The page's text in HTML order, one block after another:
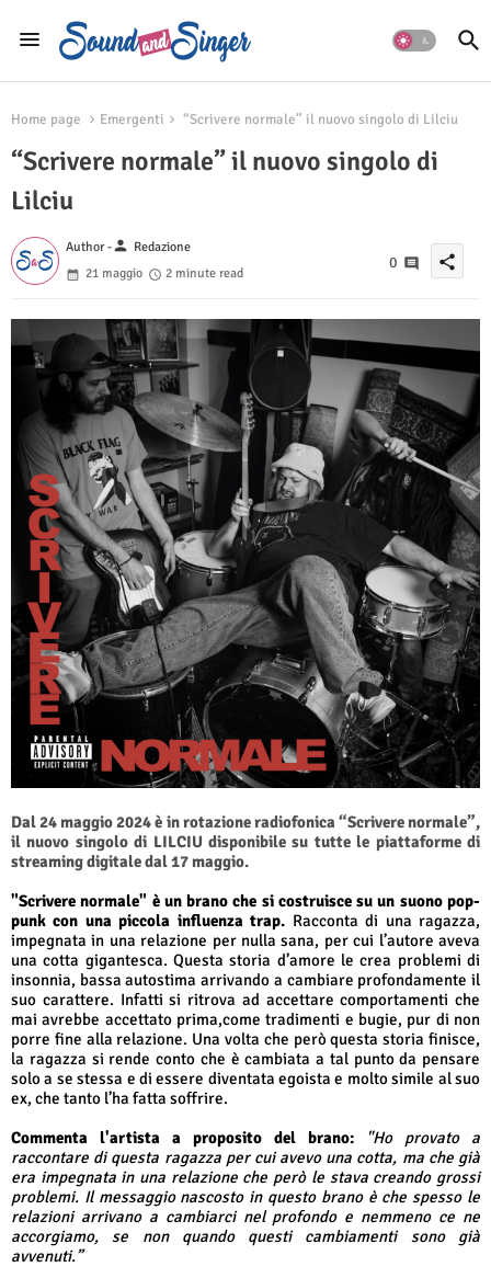
Home page Emergenti “Scrivere normale” il nuovo singolo di Lilciu
“Scrivere normale” il nuovo singolo di
Lilciu
Author -person Redazione
21 maggio
2 minute read
0 share
Dal 24 maggio 2024 è in rotazione radiofonica “Scrivere normale”,
il nuovo singolo di LILCIU disponibile su tutte le piattaforme di
streaming digitale dal 17 maggio.
"Scrivere normale" è un brano che si costruisce su un suono pop-
punk con una piccola influenza trap. Racconta di una ragazza,
impegnata in una relazione per nulla sana, per cui l’autore aveva
una cotta gigantesca. Questa storia d’amore le crea problemi di
insonnia, bassa autostima arrivando a cambiare profondamente il
suo carattere. Infatti si ritrova ad accettare comportamenti che
mai avrebbe accettato prima,come tradimenti e bugie, pur di non
porre fine alla relazione. Una volta che però questa storia finisce,
la ragazza si rende conto che è cambiata a tal punto da pensare
solo a se stessa e di essere diventata egoista e molto simile al suo
ex, che tanto l’ha fatta soffrire.
Commenta l'artista a proposito del brano:
"Ho provato a
raccontare di questa ragazza per cui avevo una cotta, ma che già
era impegnata in una relazione che però le stava creando grossi
problemi. Il messaggio nascosto in questo brano è che spesso le
relazioni arrivano a cambiarci nel profondo e nemmeno ce ne
accorgiamo, se non quando questi cambiamenti sono già
avvenuti.”